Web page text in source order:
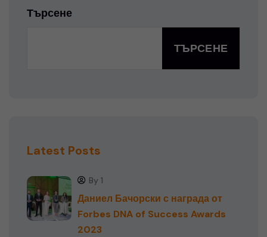
Търсене
ТЪРСЕНЕ
Latest Posts
Даниел Бачорски с награда от
Forbes DNA of Success Awards
2023
By 1